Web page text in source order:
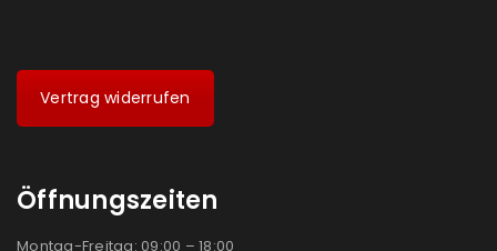
Vertrag widerrufen
Öffnungszeiten
Montag-Freitag: 09:00 – 18:00